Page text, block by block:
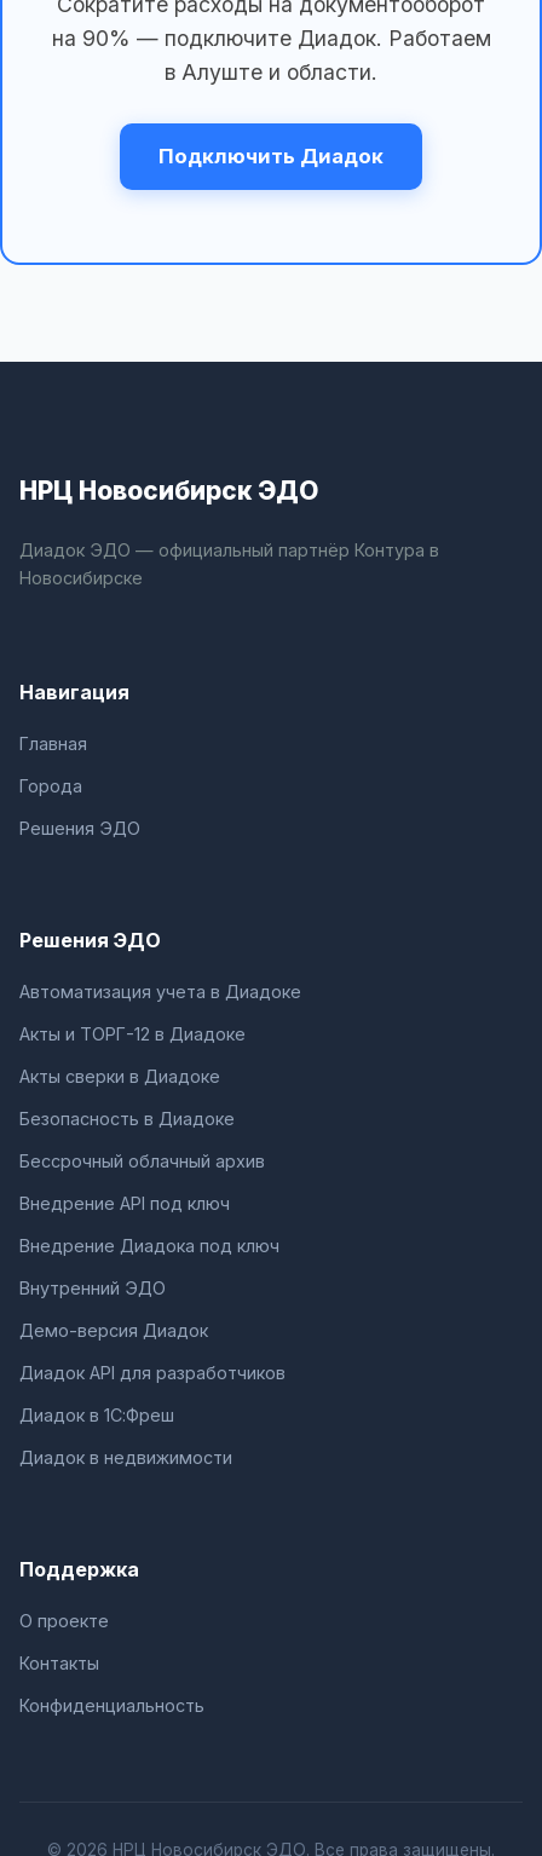
на 90% — подключите Диадок. Работаем
в Алуште и области.
Подключить Диадок
НРЦ Новосибирск ЭДО
Диадок ЭДО — официальный партнёр Контура в
Новосибирске
Навигация
Главная
Города
Решения ЭДО
Решения ЭДО
Автоматизация учета в Диадоке
Акты и ТОРГ-12 в Диадоке
Акты сверки в Диадоке
Безопасность в Диадоке
Бессрочный облачный архив
Внедрение API под ключ
Внедрение Диадока под ключ
Внутренний ЭДО
Демо-версия Диадок
Диадок API для разработчиков
Диадок в 1С:Фреш
Диадок в недвижимости
Поддержка
О проекте
Контакты
Конфиденциальность
© 2026 НРЦ Новосибирск ЭДО. Все права защищены.